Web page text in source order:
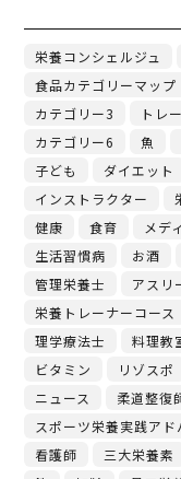
栄養コンシェルジュ
食品カテゴリーマップ
カテゴリー3
トレ
カテゴリー6
魚
子ども
ダイエット
インストラクター
健康
食育 メデ
生活習慣病
お酒
管理栄養士
アスリ
栄養トレーナーコース
理学療法士
料理教
ビタミン
リゾスポ
ニュース
柔道整復
スポーツ栄養実践アド
看護師
三大栄養素